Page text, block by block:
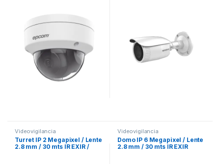
de Falsas Alarmas) / Ultra
Baja Iluminación / Entrada y
Salida de Audio y Alarma
Videovigilancia
Turret IP 2 Megapixel / Lente
2.8 mm / 30 mts IR EXIR /
Videovigilancia
Domo IP 6 Megapixel / Lente
2.8 mm / 30 mts IR EXIR